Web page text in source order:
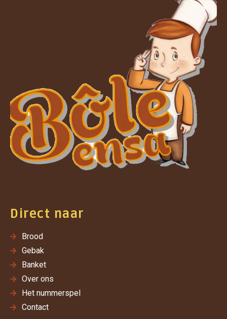
Direct naar
Brood
Gebak
Banket
Over ons
Het nummerspel
Contact